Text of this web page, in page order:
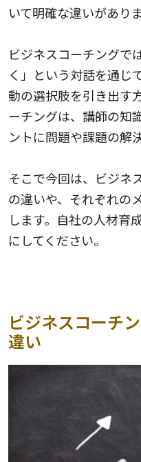
いて明確な違いがありま
ビジネスコーチングで
く」という対話を通じ
動の選択肢を引き出す
ーチングは、講師の知
ントに問題や課題の解
そこで今回は、ビジネ
の違いや、それぞれの
します。自社の人材育
にしてください。
ビジネスコーチ
違い